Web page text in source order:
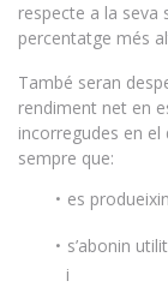
respecte a la seva
percentatge més
També seran
rendiment net en
incorregudes en el
sempre que:
es
s’abonin
i